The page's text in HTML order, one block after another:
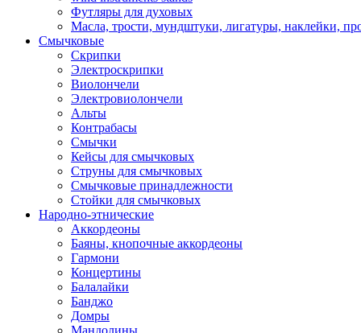
Футляры для духовых
Масла, трости, мундштуки, лигатуры, наклейки,
Смычковые
Скрипки
Электроскрипки
Виолончели
Электровиолончели
Альты
Контрабасы
Смычки
Кейсы для смычковых
Струны для смычковых
Смычковые принадлежности
Стойки для смычковых
Народно-этнические
Аккордеоны
Баяны, кнопочные аккордеоны
Гармони
Концертины
Балалайки
Банджо
Домры
Мандолины